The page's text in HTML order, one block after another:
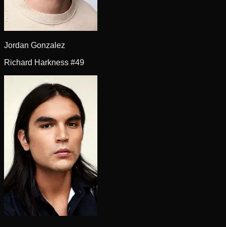
Jordan Gonzalez
Richard Harkness #49